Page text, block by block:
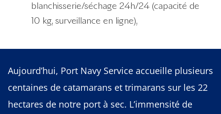
blanchisserie/séchage 24h/24 (capacité de
10 kg, surveillance en ligne),
Aujourd’hui, Port Navy Service accueille plusieurs
centaines de catamarans et trimarans sur les 22
hectares de notre port à sec. L’immensité de